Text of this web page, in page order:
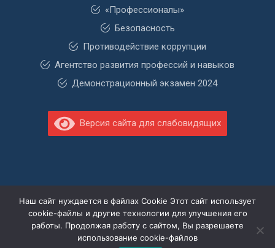
«Профессионалы»
Безопасность
Противодействие коррупции
Агентство развития профессий и навыков
Демонстрационный экзамен 2024
Версия сайта для слабовидящих
Наш сайт нуждается в файлах Cookie Этот сайт использует
cookie-файлы и другие технологии для улучшения его
работы. Продолжая работу с сайтом, Вы разрешаете
использование cookie-файлов